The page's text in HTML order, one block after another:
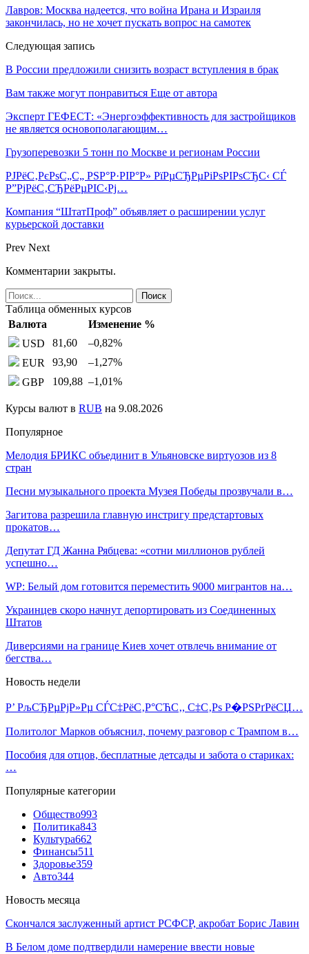
Лавров: Москва надеется, что война Ирана и Израиля
закончилась, но не хочет пускать вопрос на самотек
Следующая запись
В России предложили снизить возраст вступления в брак
Вам также могут понравиться Еще от автора
Эксперт ГЕФЕСТ: «Энергоэффективность для застройщиков
не является основополагающим…
Грузоперевозки 5 тонн по Москве и регионам России
РЈРёС‚РєРѕС„С„ РЅР°Р·РІР°Р» РїРµСЂРµРіРѕРІРѕСЂС‹ СЃ
Р”РјРёС‚СЂРёРµРІС‹Рј…
Компания “ШтатПроф” объявляет о расширении услуг
курьерской доставки
Prev Next
Комментарии закрыты.
Таблица обменных курсов
Валюта
Изменение %
USD
81,60 –0,82%
EUR
93,90 –1,27%
GBP
109,88 –1,01%
Курсы валют в RUB на 9.08.2026
Популярное
Мелодия БРИКС объединит в Ульяновске виртуозов из 8
стран
Песни музыкального проекта Музея Победы прозвучали в…
Загитова разрешила главную инстригу предстартовых
прокатов…
Депутат ГД Жанна Рябцева: «сотни миллионов рублей
успешно…
WP: Белый дом готовится переместить 9000 мигрантов на…
Украинцев скоро начнут депортировать из Соединенных
Штатов
Диверсиями на границе Киев хочет отвлечь внимание от
бегства…
Новость недели
Р’ РљСЂРµРјР»Рµ СЃС‡РёС‚Р°СЋС‚, С‡С‚Рѕ Р�РЅРґРёСЏ…
Политолог Марков объяснил, почему разговор с Трампом в…
Пособия для отцов, бесплатные детсады и забота о стариках:
…
Популярные категории
Общество993
Политика843
Культура662
Финансы511
Здоровье359
Авто344
Новость месяца
Скончался заслуженный артист РСФСР, акробат Борис Лавин
В Белом доме подтвердили намерение ввести новые